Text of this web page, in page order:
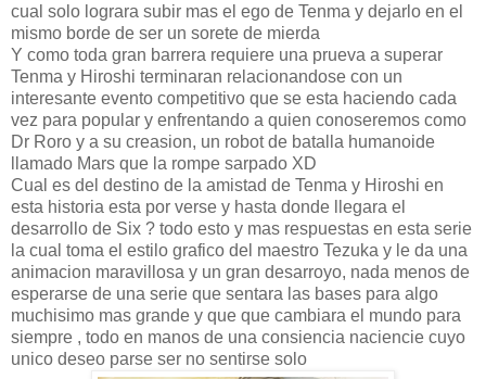
cual solo lograra subir mas el ego de Tenma y dejarlo en el
mismo borde de ser un sorete de mierda
Y como toda gran barrera requiere una prueva a superar
Tenma y Hiroshi terminaran relacionandose con un
interesante evento competitivo que se esta haciendo cada
vez para popular y enfrentando a quien conoseremos como
Dr Roro y a su creasion, un robot de batalla humanoide
llamado Mars que la rompe sarpado XD
Cual es del destino de la amistad de Tenma y Hiroshi en
esta historia esta por verse y hasta donde llegara el
desarrollo de Six ? todo esto y mas respuestas en esta serie
la cual toma el estilo grafico del maestro Tezuka y le da una
animacion maravillosa y un gran desarroyo, nada menos de
esperarse de una serie que sentara las bases para algo
muchisimo mas grande y que que cambiara el mundo para
siempre , todo en manos de una consiencia naciencie cuyo
unico deseo parse ser no sentirse solo